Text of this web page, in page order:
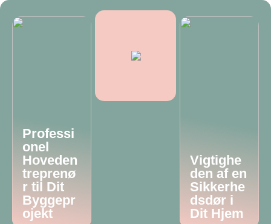
Professi
onel
Hoveden
treprenø
r til Dit
Byggepr
ojekt
Vigtighe
den af en
Sikkerhe
dsdør i
Dit Hjem